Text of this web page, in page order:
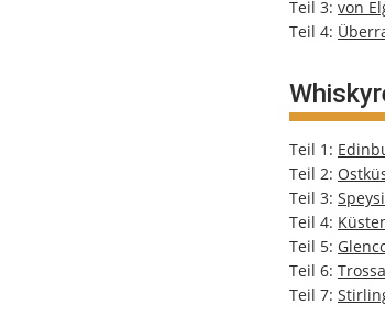
Teil 3: von
Teil 4:
Teil 1:
Teil 2:
Teil 3:
Teil 4:
Teil 5:
Teil 6:
Teil 7: